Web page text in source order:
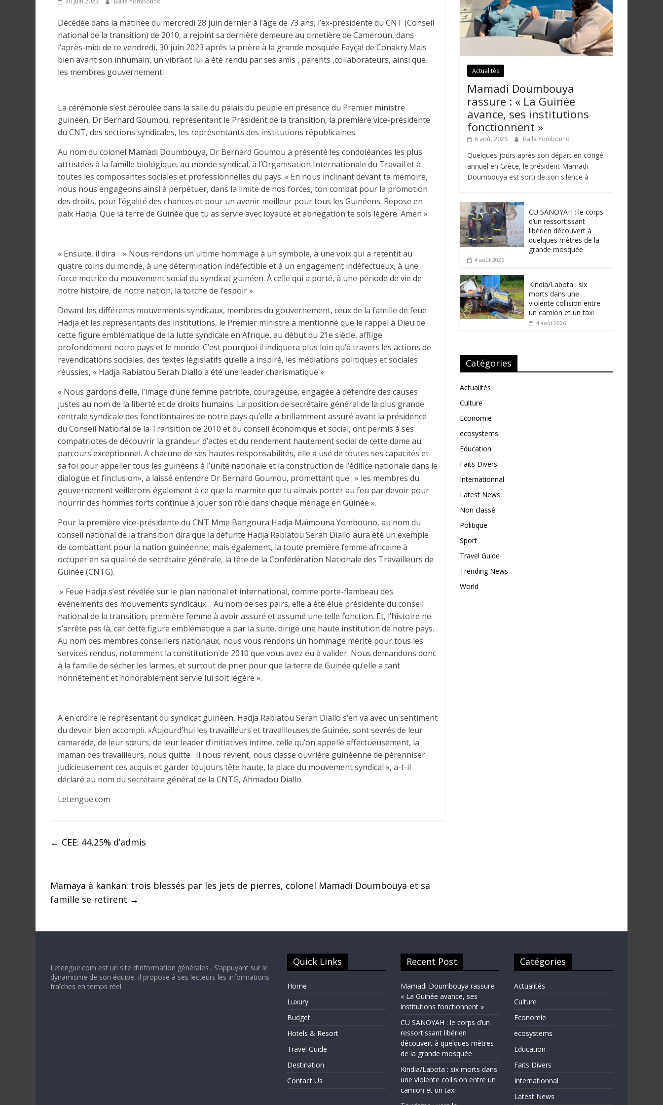
e
Décédée dans la matinée du mercredi 28 juin dernier à l’âge de 73 ans, l’ex-présidente du CNT (Conseil
national de la transition) de 2010, a rejoint sa dernière demeure au cimetière de Cameroun, dans
l’après-midi de ce vendredi, 30 juin 2023 après la prière à la grande mosquée Fayçal de Conakry.Mais
bien avant son inhumain, un vibrant lui a été rendu par ses amis , parents ,collaborateurs, ainsi que
les membres gouvernement.
La cérémonie s’est déroulée dans la salle du palais du peuple en présence du Premier ministre
guinéen, Dr Bernard Goumou, représentant le Président de la transition, la première vice-présidente
du CNT, des sections syndicales, les représentants des institutions républicaines.
Au nom du colonel Mamadi Doumbouya, Dr Bernard Goumou a présenté les condoléances les plus
attristées à la famille biologique, au monde syndical, à l’Organisation Internationale du Travail et à
toutes les composantes sociales et professionnelles du pays. « En nous inclinant devant ta mémoire,
nous nous engageons ainsi à perpétuer, dans la limite de nos forces, ton combat pour la promotion
des droits, pour l’égalité des chances et pour un avenir meilleur pour tous les Guinéens. Repose en
paix Hadja. Que la terre de Guinée que tu as servie avec loyauté et abnégation te sois légère. Amen »
« Ensuite, il dira : » Nous rendons un ultime hommage à un symbole, à une voix qui a retentit au
quatre coins du monde, à une détermination indéfectible et à un engagement indéfectueux, à une
force motrice du mouvement social du syndicat guinéen. À celle qui a porté, à une période de vie de
notre histoire, de notre nation, la torche de l’espoir »
Devant les différents mouvements syndicaux, membres du gouvernement, ceux de la famille de feue
Hadja et les représentants des institutions, le Premier ministre a mentionné que le rappel à Dieu de
cette figure emblématique de la lutte syndicale en Afrique, au début du 21e siècle, afflige
profondément notre pays et le monde. C’est pourquoi il indiquera plus loin qu’à travers les actions de
revendications sociales, des textes législatifs qu’elle a inspiré, les médiations politiques et sociales
réussies, « Hadja Rabiatou Serah Diallo a été une leader charismatique ».
« Nous gardons d’elle, l’image d’une femme patriote, courageuse, engagée à défendre des causes
justes au nom de la liberté et de droits humains. La position de secrétaire général de la plus grande
centrale syndicale des fonctionnaires de notre pays qu’elle a brillamment assuré avant la présidence
du Conseil National de la Transition de 2010 et du conseil économique et social, ont permis à ses
compatriotes de découvrir la grandeur d’actes et du rendement hautement social de cette dame au
parcours exceptionnel. A chacune de ses hautes responsabilités, elle a usé de toutes ses capacités et
sa foi pour appeller tous les guinéens à l’unité nationale et la construction de l’édifice nationale dans le
dialogue et l’inclusion», a laissé entendre Dr Bernard Goumou, promettant que : » les membres du
gouvernement veillerons également à ce que la marmite que tu aimais porter au feu par devoir pour
nourrir des hommes forts continue à jouer son rôle dans chaque ménage en Guinée ».
Pour la première vice-présidente du CNT Mme Bangoura Hadja Maïmouna Yombouno, au nom du
conseil national de la transition dira que la défunte Hadja Rabiatou Serah Diallo aura été un exemple
de combattant pour la nation guinéenne, mais également, la toute première femme africaine à
occuper en sa qualité de secrétaire générale, la tête de la Confédération Nationale des Travailleurs de
Guinée (CNTG).
» Feue Hadja s’est révélée sur le plan national et international, comme porte-flambeau des
événements des mouvements syndicaux… Au nom de ses pairs, elle a été élue présidente du conseil
national de la transition, première femme à avoir assuré et assumé une telle fonction. Et, l’histoire ne
s’arrête pas là, car cette figure emblématique a par la suite, dirigé une haute institution de notre pays.
Au nom des membres conseillers nationaux, nous vous rendons un hommage mérité pour tous les
services rendus, notamment la constitution de 2010 que vous avez eu à valider. Nous demandons donc
à la famille de sécher les larmes, et surtout de prier pour que la terre de Guinée qu’elle a tant
honnêtement et honorablement servie lui soit légère ».
A en croire le représentant du syndicat guinéen, Hadja Rabiatou Serah Diallo s’en va avec un sentiment
du devoir bien accompli. »Aujourd’hui les travailleurs et travailleuses de Guinée, sont sevrés de leur
camarade, de leur sœurs, de leur leader d’initiatives intime, celle qu’on appelle affectueusement, la
maman des travailleurs, nous quitte . Il nous revient, nous classe ouvrière guinéenne de pérenniser
judicieusement ces acquis et garder toujours tête haute, la place du mouvement syndical », a-t-il
déclaré au nom du secrétaire général de la CNTG, Ahmadou Diallo.
Letengue.com
← CEE: 44,25% d’admis
Mamaya à kankan: trois blessés par les jets de pierres, colonel Mamadi Doumbouya et sa
famille se retirent →
Actualités
Mamadi Doumbouya
rassure : « La Guinée
avance, ses institutions
fonctionnent »
6 août 2026 Balla Yombouno
Quelques jours après son départ en congé
annuel en Grèce, le président Mamadi
Doumbouya est sorti de son silence à
CU SANOYAH : le corps
d’un ressortissant
libérien découvert à
quelques mètres de la
grande mosquée
4 août 2026
Kindia/Labota : six
morts dans une
violente collision entre
un camion et un taxi
4 août 2026
Catégories
Actualités
Culture
Economie
ecosystems
Education
Faits Divers
Internationnal
Latest News
Non classé
Politique
Sport
Travel Guide
Trending News
World
Letengue.com est un site d’information générales . S’appuyant sur le
dynamisme de son équipe, il propose à ses lecteurs les informations
fraîches en temps réel.
Quick Links
Home
Luxury
Budget
Hotels & Resort
Travel Guide
Destination
Contact Us
Recent Post
Mamadi Doumbouya rassure :
« La Guinée avance, ses
institutions fonctionnent »
CU SANOYAH : le corps d’un
ressortissant libérien
découvert à quelques mètres
de la grande mosquée
Kindia/Labota : six morts dans
une violente collision entre un
camion et un taxi
Catégories
Actualités
Culture
Economie
ecosystems
Education
Faits Divers
Internationnal
Latest News